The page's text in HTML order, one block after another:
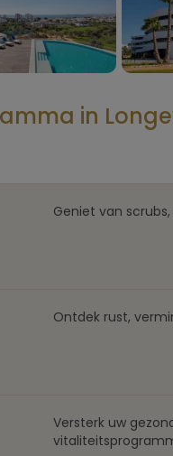
in
Geniet van
Ontdek rust,
Versterk uw